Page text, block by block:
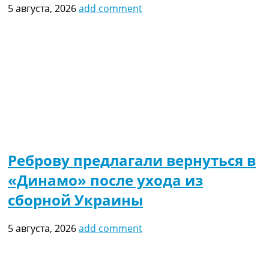
5 августа, 2026add comment
Реброву предлагали вернуться в
«Динамо» после ухода из
сборной Украины
5 августа, 2026add comment